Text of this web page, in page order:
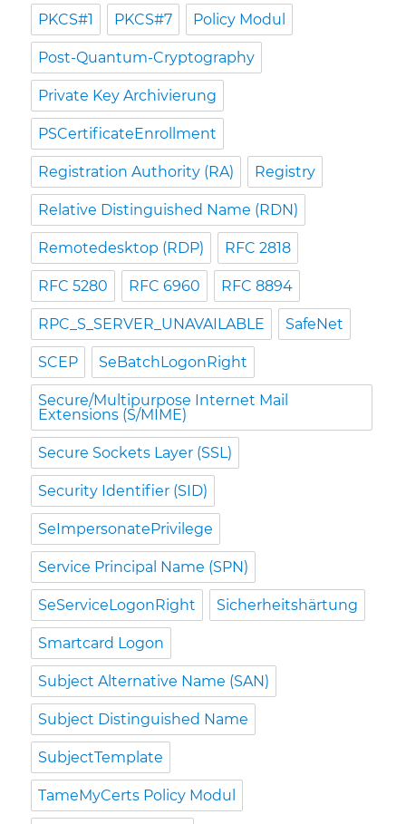
PKCS#1 PKCS#7 Policy Modul
Post-Quantum-Cryptography
Private Key Archivierung
PSCertificateEnrollment
Registration Authority (RA) Registry
Relative Distinguished Name (RDN)
Remotedesktop (RDP) RFC 2818
RFC 5280 RFC 6960 RFC 8894
RPC_S_SERVER_UNAVAILABLE SafeNet
SCEP SeBatchLogonRight
Secure/Multipurpose Internet Mail
Extensions (S/MIME)
Secure Sockets Layer (SSL)
Security Identifier (SID)
SeImpersonatePrivilege
Service Principal Name (SPN)
SeServiceLogonRight Sicherheitshärtung
Smartcard Logon
Subject Alternative Name (SAN)
Subject Distinguished Name
SubjectTemplate
TameMyCerts Policy Modul